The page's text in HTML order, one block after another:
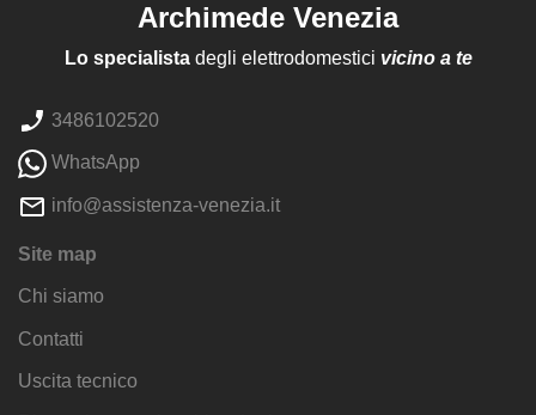
Archimede Venezia
Lo specialistadegli elettrodomestici vicino a te
3486102520
WhatsApp
info@assistenza-venezia.it
Site map
Chi siamo
Contatti
Uscita tecnico